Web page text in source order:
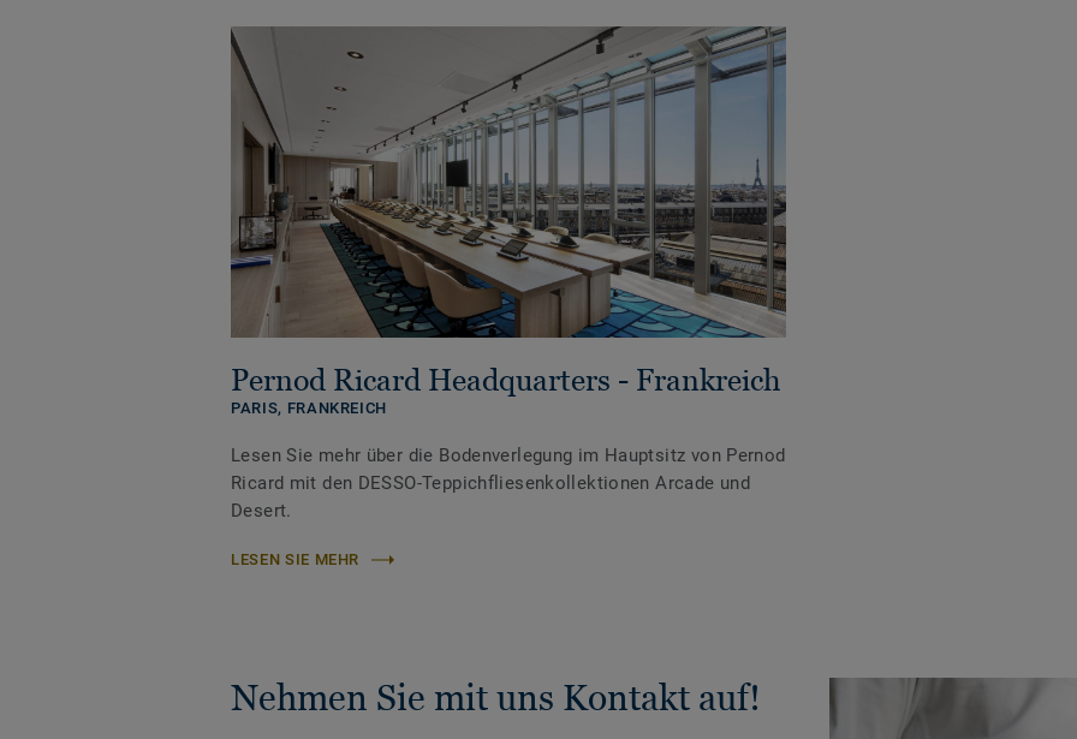
Pernod Ricard Headquarters - Frankreich
PARIS, FRANKREICH
Lesen Sie mehr über die Bodenverlegung im Hauptsitz von Pernod
Ricard mit den DESSO-Teppichfliesenkollektionen Arcade und
Desert.
LESEN SIE MEHR
Nehmen Sie mit uns Kontakt auf!